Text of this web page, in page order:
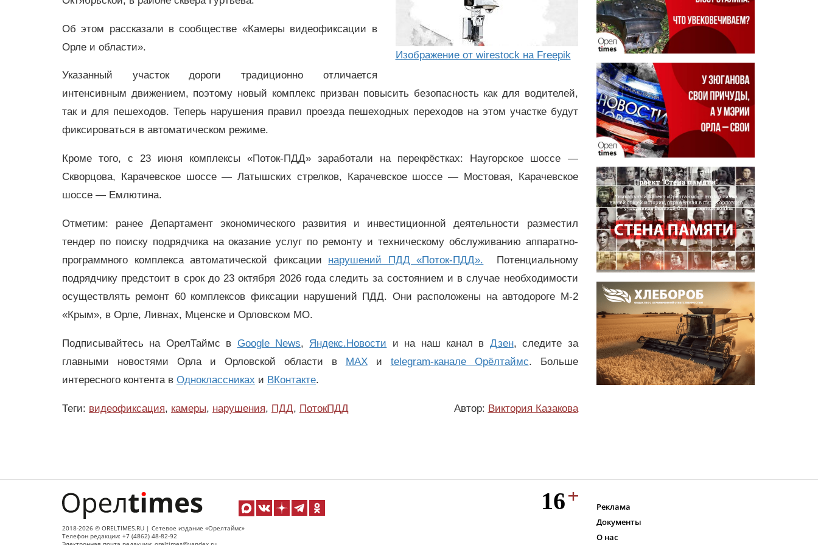
Изображение от wirestock на Freepik
Об этом рассказали в сообществе «Камеры видеофиксации в
Орле и области».
Указанный участок дороги традиционно отличается
интенсивным движением, поэтому новый комплекс призван повысить безопасность как для водителей,
так и для пешеходов. Теперь нарушения правил проезда пешеходных переходов на этом участке будут
фиксироваться в автоматическом режиме.
Кроме того, с 23 июня комплексы «Поток-ПДД» заработали на перекрёстках: Наугорское шоссе —
Скворцова, Карачевское шоссе — Латышских стрелков, Карачевское шоссе — Мостовая, Карачевское
шоссе — Емлютина.
Отметим: ранее Департамент экономического развития и инвестиционной деятельности разместил
тендер по поиску подрядчика на оказание услуг по ремонту и техническому обслуживанию аппаратно-
программного комплекса автоматической фиксации нарушений ПДД «Поток-ПДД». Потенциальному
подрядчику предстоит в срок до 23 октября 2026 года следить за состоянием и в случае необходимости
осуществлять ремонт 60 комплексов фиксации нарушений ПДД. Они расположены на автодороге М-2
«Крым», в Орле, Ливнах, Мценске и Орловском МО.
Подписывайтесь на ОрелТаймс в Google News, Яндекс.Новости и на наш канал в Дзен, следите за
главными новостями Орла и Орловской области в MAXи telegram-канале Орёлтаймс. Больше
интересного контента в Одноклассниках и ВКонтакте.
Теги: видеофиксация, камеры, нарушения, ПДД, ПотокПДД Автор: Виктория Казакова
2018-2026 © ORELTIMES.RU | Сетевое издание «Орелтаймс»
Телефон редакции: +7 (4862) 48-82-92
Реклама
Документы
О нас